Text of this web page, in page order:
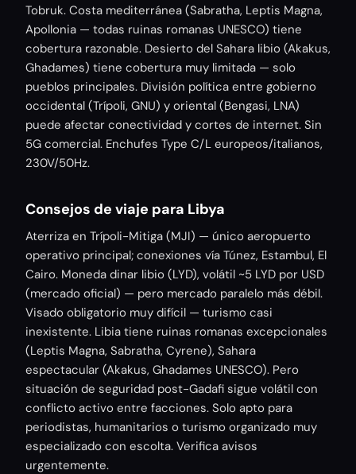
Tobruk. Costa mediterránea (Sabratha, Leptis Magna,
Apollonia — todas ruinas romanas UNESCO) tiene
cobertura razonable. Desierto del Sahara libio (Akakus,
Ghadames) tiene cobertura muy limitada — solo
pueblos principales. División política entre gobierno
occidental (Trípoli, GNU) y oriental (Bengasi, LNA)
puede afectar conectividad y cortes de internet. Sin
5G comercial. Enchufes Type C/L europeos/italianos,
230V/50Hz.
Consejos de viaje para Libya
Aterriza en Trípoli-Mitiga (MJI) — único aeropuerto
operativo principal; conexiones vía Túnez, Estambul, El
Cairo. Moneda dinar libio (LYD), volátil ~5 LYD por USD
(mercado oficial) — pero mercado paralelo más débil.
Visado obligatorio muy difícil — turismo casi
inexistente. Libia tiene ruinas romanas excepcionales
(Leptis Magna, Sabratha, Cyrene), Sahara
espectacular (Akakus, Ghadames UNESCO). Pero
situación de seguridad post-Gadafi sigue volátil con
conflicto activo entre facciones. Solo apto para
periodistas, humanitarios o turismo organizado muy
especializado con escolta. Verifica avisos
urgentemente.